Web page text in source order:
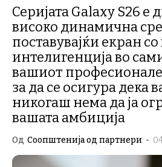
Серијата Galaxy S26 е
високо динамична
поставувајќи екран
интелигенција во
вашиот
за да се осигура дека
никогаш нема да ја
вашата амбиција
Од Соопштенија од партнери -